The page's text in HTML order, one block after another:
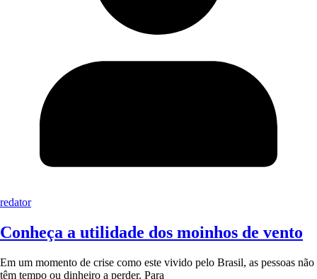
redator
Conheça a utilidade dos moinhos de vento
Em um momento de crise como este vivido pelo Brasil, as pessoas não
têm tempo ou dinheiro a perder. Para